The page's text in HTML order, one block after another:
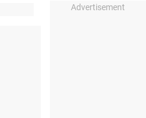
Advertisement